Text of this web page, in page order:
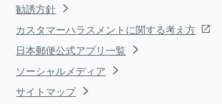
勧誘方針
カスタマーハラスメントに関する考え方
日本郵便公式アプリ一覧
ソーシャルメディア
サイトマップ